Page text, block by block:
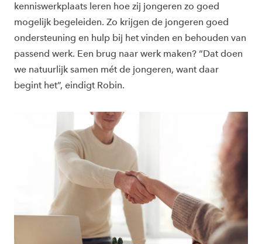
kenniswerkplaats leren hoe zij jongeren zo goed
mogelijk begeleiden. Zo krijgen de jongeren goed
ondersteuning en hulp bij het vinden en behouden van
passend werk. Een brug naar werk maken? “Dat doen
we natuurlijk samen mét de jongeren, want daar
begint het”, eindigt Robin.